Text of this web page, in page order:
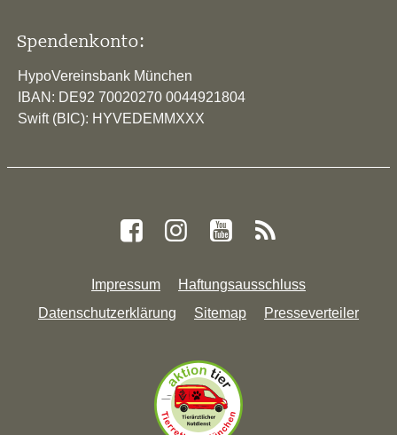
Spendenkonto:
HypoVereinsbank München
IBAN: DE92 70020270 0044921804
Swift (BIC): HYVEDEMMXXX
Impressum
Haftungsausschluss
Datenschutzerklärung
Sitemap Presseverteiler